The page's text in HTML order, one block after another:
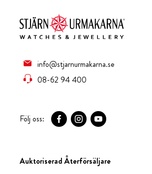
info@stjarnurmakarna.se
08-62 94 400
Följ oss:
Auktoriserad Återförsäljare